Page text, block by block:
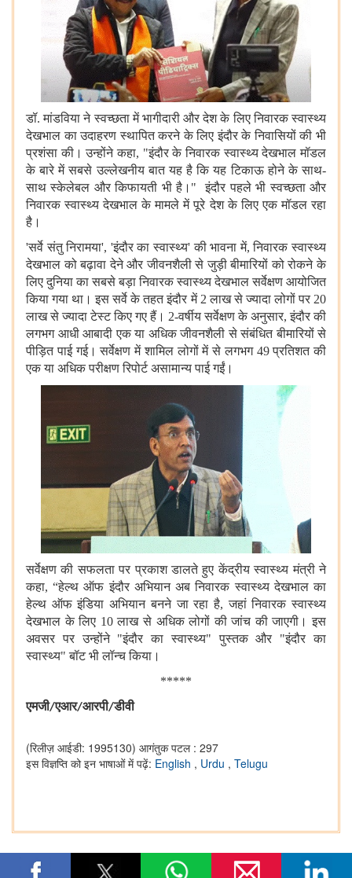
डॉ. मांडविया ने स्वच्छता में भागीदारी और देश के लिए निवारक स्वास्थ्य
देखभाल का उदाहरण स्थापित करने के लिए इंदौर के निवासियों की भी
प्रशंसा की। उन्होंने कहा, "इंदौर के निवारक स्वास्थ्य देखभाल मॉडल
के बारे में सबसे उल्लेखनीय बात यह है कि यह टिकाऊ होने के साथ-
साथ स्केलेबल और किफायती भी है।" इंदौर पहले भी स्वच्छता और
निवारक स्वास्थ्य देखभाल के मामले में पूरे देश के लिए एक मॉडल रहा
है।
'सर्वे संतु निरामया', 'इंदौर का स्वास्थ्य' की भावना में, निवारक स्वास्थ्य
देखभाल को बढ़ावा देने और जीवनशैली से जुड़ी बीमारियों को रोकने के
लिए दुनिया का सबसे बड़ा निवारक स्वास्थ्य देखभाल सर्वेक्षण आयोजित
किया गया था। इस सर्वे के तहत इंदौर में 2 लाख से ज्यादा लोगों पर 20
लाख से ज्यादा टेस्ट किए गए हैं। 2-वर्षीय सर्वेक्षण के अनुसार, इंदौर की
लगभग आधी आबादी एक या अधिक जीवनशैली से संबंधित बीमारियों से
पीड़ित पाई गई। सर्वेक्षण में शामिल लोगों में से लगभग 49 प्रतिशत की
एक या अधिक परीक्षण रिपोर्ट असामान्य पाई गईं।
सर्वेक्षण की सफलता पर प्रकाश डालते हुए केंद्रीय स्वास्थ्य मंत्री ने
कहा, “हेल्थ ऑफ इंदौर अभियान अब निवारक स्वास्थ्य देखभाल का
हेल्थ ऑफ इंडिया अभियान बनने जा रहा है, जहां निवारक स्वास्थ्य
देखभाल के लिए 10 लाख से अधिक लोगों की जांच की जाएगी। इस
अवसर पर उन्होंने "इंदौर का स्वास्थ्य" पुस्तक और "इंदौर का
स्वास्थ्य" बॉट भी लॉन्च किया।
*****
एमजी/एआर/आरपी/डीवी
(रिलीज़ आईडी: 1995130) आगंतुक पटल : 297
इस विज्ञप्ति को इन भाषाओं में पढ़ें: English , Urdu , Telugu